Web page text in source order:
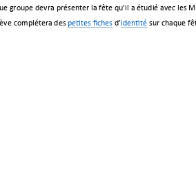
groupe devra présenter la fête qu’il a étudié avec les
complétera des petites fiches d’identité sur chaque